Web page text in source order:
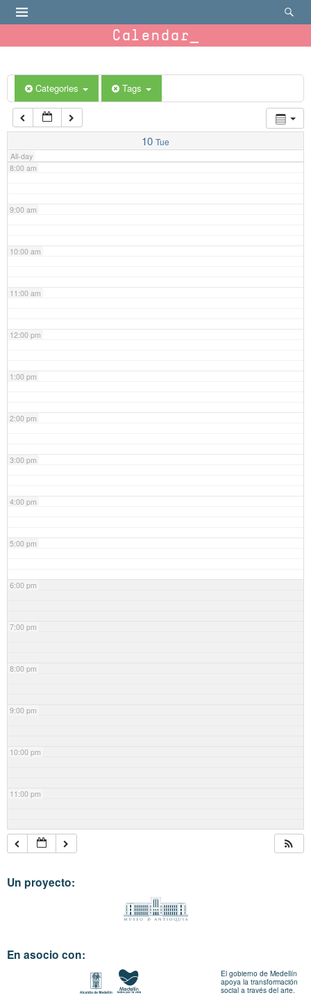
Calendar
Categories Tags
10 Tue
All-day
6:00 am
7:00 am
8:00 am
9:00 am
10:00 am
11:00 am
12:00 pm
1:00 pm
2:00 pm
3:00 pm
4:00 pm
5:00 pm
6:00 pm
7:00 pm
8:00 pm
9:00 pm
10:00 pm
11:00 pm
Un proyecto:
En asocio con:
El gobierno de Medellín
apoya la transformación
social a través del arte.